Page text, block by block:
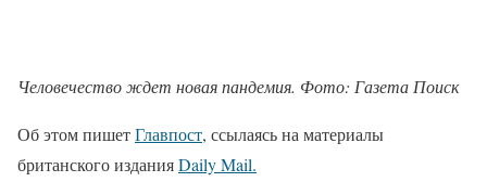
Человечество ждет новая пандемия. Фото: Газета Поиск
Об этом пишетГлавпост, ссылаясь на материалы
британского изданияDaily Mail.